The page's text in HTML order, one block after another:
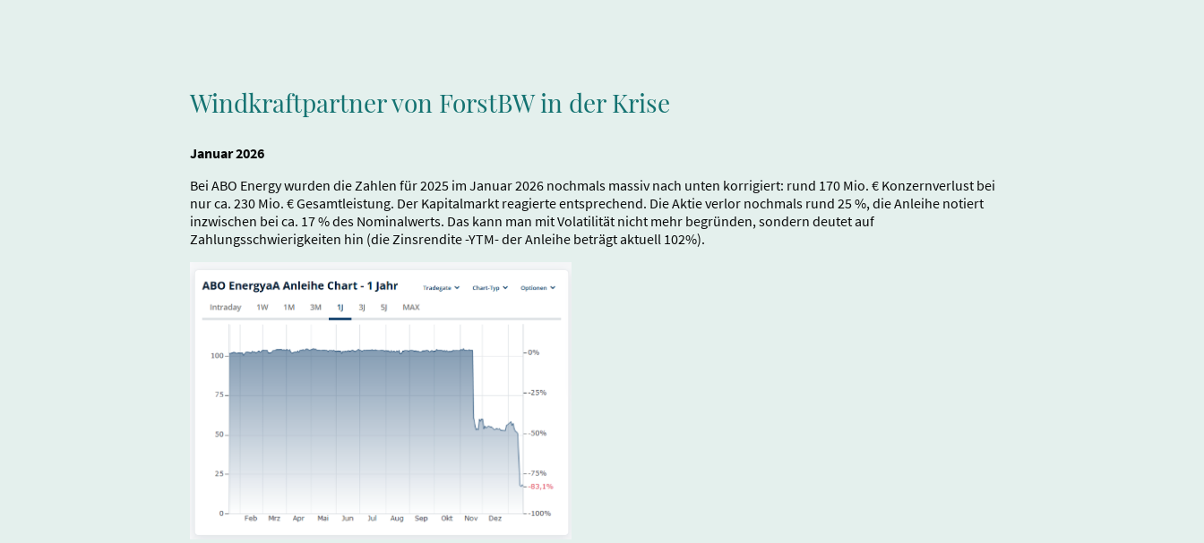
Windkraftpartner von ForstBW in der Krise
Januar 2026
Bei ABO Energy wurden die Zahlen für 2025 im Januar 2026 nochmals massiv nach unten korrigiert: rund 170 Mio. € Konzernverlust bei
nur ca. 230 Mio. € Gesamtleistung. Der Kapitalmarkt reagierte entsprechend. Die Aktie verlor nochmals rund 25 %, die Anleihe notiert
inzwischen bei ca. 17 % des Nominalwerts. Das kann man mit Volatilität nicht mehr begründen, sondern deutet auf
Zahlungsschwierigkeiten hin (die Zinsrendite -YTM- der Anleihe beträgt aktuell 102%).